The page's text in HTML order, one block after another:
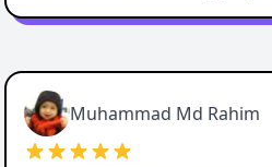
Easy-Peasy AI
Muhammad Md Rahim